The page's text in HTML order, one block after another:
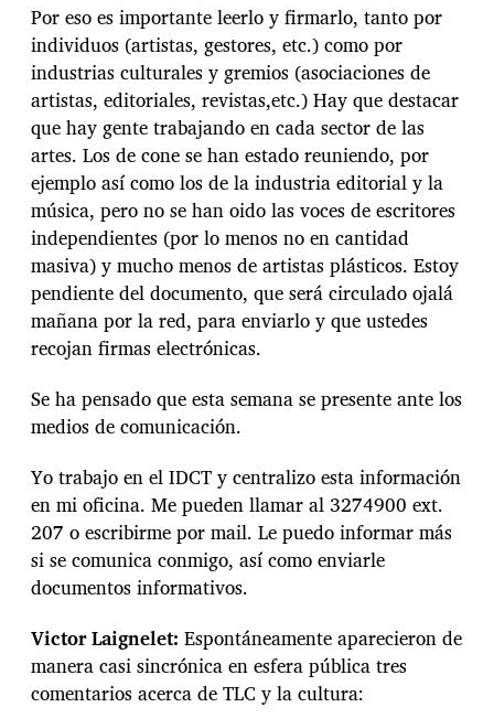
Por eso es importante leerlo y firmarlo, tanto por
individuos (artistas, gestores, etc.) como por
industrias culturales y gremios (asociaciones de
artistas, editoriales, revistas,etc.) Hay que destacar
que hay gente trabajando en cada sector de las
artes. Los de cone se han estado reuniendo, por
ejemplo así como los de la industria editorial y la
música, pero no se han oido las voces de escritores
independientes (por lo menos no en cantidad
masiva) y mucho menos de artistas plásticos. Estoy
pendiente del documento, que será circulado ojalá
mañana por la red, para enviarlo y que ustedes
recojan firmas electrónicas.
Se ha pensado que esta semana se presente ante los
medios de comunicación.
Yo trabajo en el IDCT y centralizo esta información
en mi oficina. Me pueden llamar al 3274900 ext.
207 o escribirme por mail. Le puedo informar más
si se comunica conmigo, así como enviarle
documentos informativos.
Victor Laignelet: Espontáneamente aparecieron de
manera casi sincrónica en esfera pública tres
comentarios acerca de TLC y la cultura: